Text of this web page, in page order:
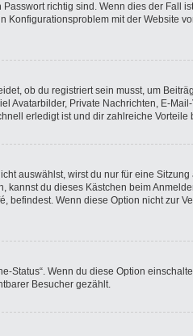
richtig sind. Wenn dies der Fall
Konfigurationsproblem mit der Website
ob du registriert sein musst, um
Avatarbilder, Private Nachrichten, E-
erledigt ist und dir zahlreiche Vorteile
auswählst, wirst du nur für eine
du dieses Kästchen beim
befindest. Wenn diese Option nicht zur
Status“. Wenn du diese Option
Besucher gezählt.